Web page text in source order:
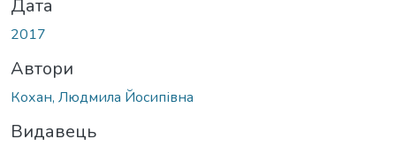
Дата
2017
Автори
Кохан, Людмила Йосипівна
Видавець